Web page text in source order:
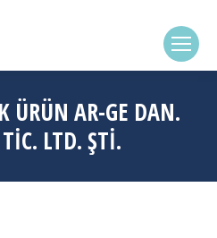
ÜRÜN AR-GE DAN.
LTD. ŞTİ.